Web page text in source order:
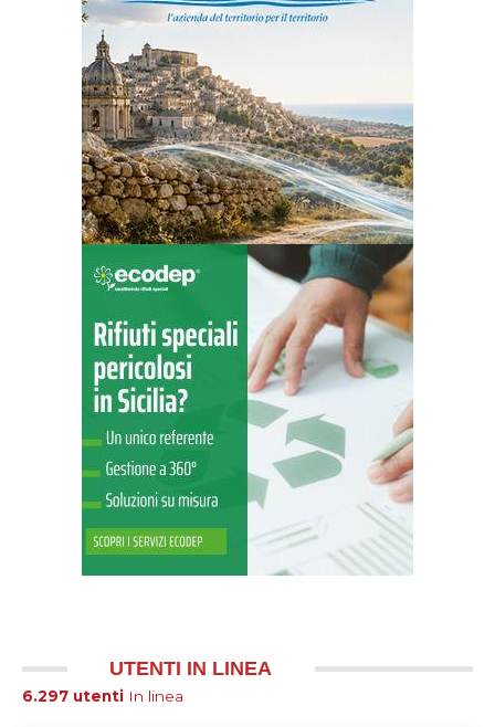
UTENTI IN LINEA
6.297 utenti In linea